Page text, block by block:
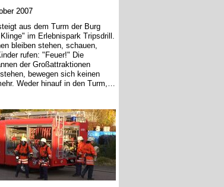
2007
aus dem Turm der Burg
im Erlebnispark Tripsdrill.
bleiben stehen, schauen,
rufen: "Feuer!" Die
der Großattraktionen
bewegen sich keinen
Weder hinauf in den Turm,…